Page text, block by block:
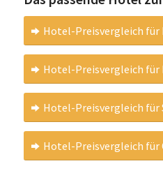
Hotel-Preisvergleich für
Hotel-Preisvergleich für
Hotel-Preisvergleich
Hotel-Preisvergleich für